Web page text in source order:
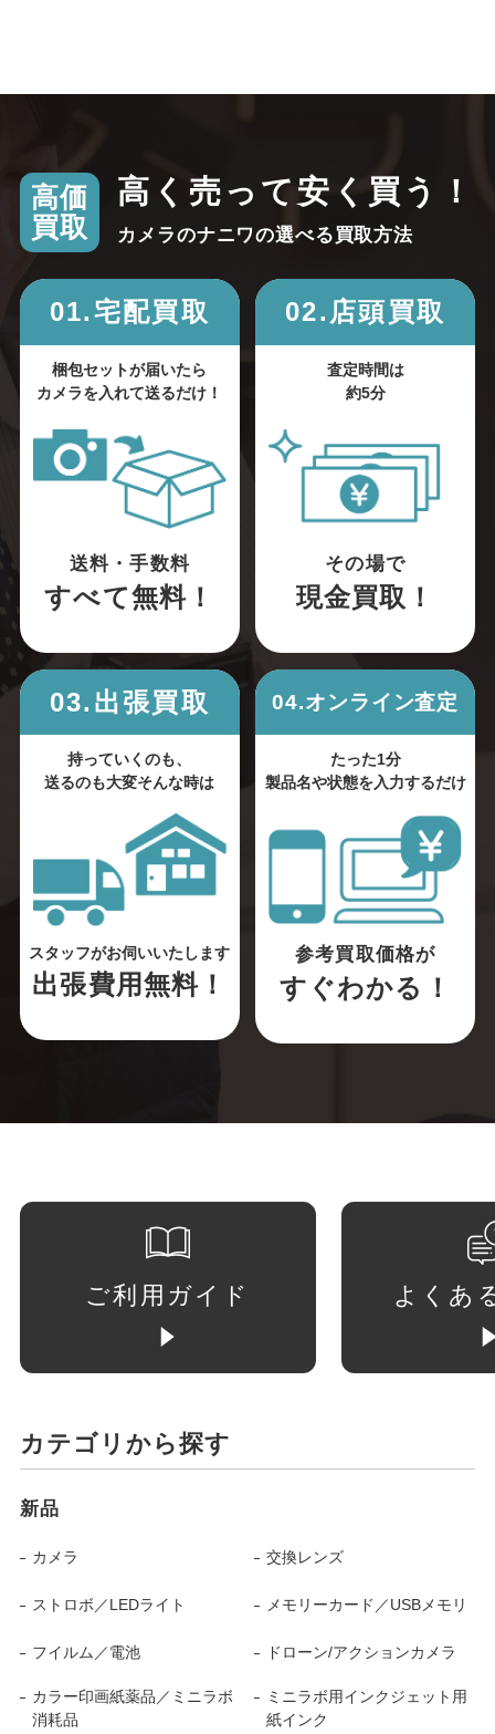
高価
買取
高く売って安く買う！
カメラのナニワの選べる買取方法
01.宅配買取
梱包セットが届いたら
カメラを入れて送るだけ！
送料・手数料
すべて無料！
02.店頭買取
査定時間は
約5分
その場で
現金買取！
03.出張買取
持っていくのも、
送るのも大変そんな時は
スタッフがお伺いいたします
出張費用無料！
04.オンライン査定
たった1分
製品名や状態を入力するだけ
参考買取価格が
すぐわかる！
ご利用ガイド よくあ
カテゴリから探す
新品
カメラ 交換レンズ
ストロボ／LEDライト メモリーカード／USBメモリ
フイルム／電池 ドローン/アクションカメラ
カラー印画紙薬品／ミニラボ
消耗品
ミニラボ用インクジェット用
紙インク